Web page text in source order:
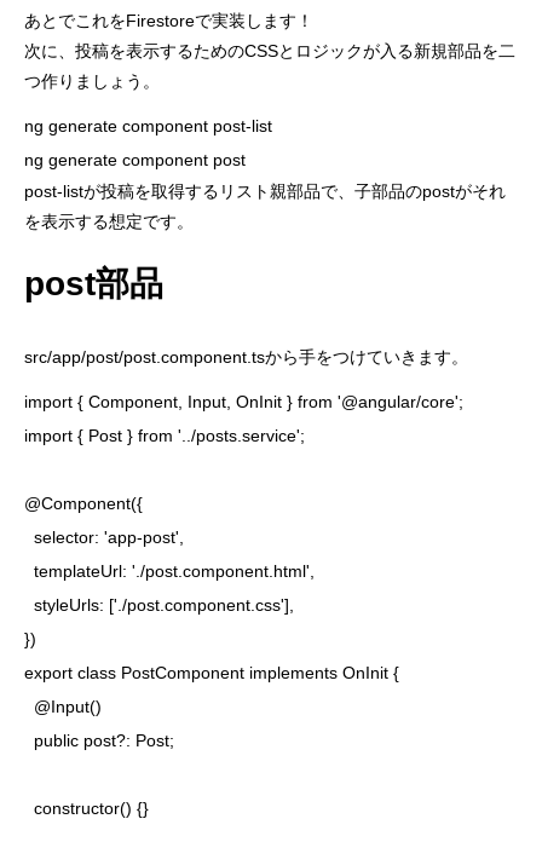
あとでこれをFirestoreで実装します！
次に、投稿を表示するためのCSSとロジックが入る新規部品を二
つ作りましょう。
ng generate component post-list
ng generate component post
post-listが投稿を取得するリスト親部品で、子部品のpostがそれ
を表示する想定です。
post部品
src/app/post/post.component.tsから手をつけていきます。
import { Component, Input, OnInit } from '@angular/core';
import { Post } from '../posts.service';
@Component({
  selector: 'app-post',
  templateUrl: './post.component.html',
  styleUrls: ['./post.component.css'],
})
export class PostComponent implements OnInit {
  @Input()
  public post?: Post;
  constructor() {}